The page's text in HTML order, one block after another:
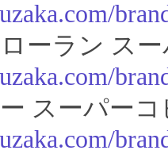
ーラン ス
スーパーコ